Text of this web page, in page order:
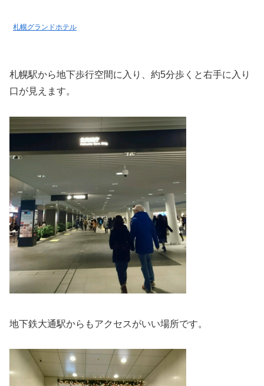
札幌グランドホテル
札幌駅から地下歩行空間に入り、約5分歩くと右手に入り
口が見えます。
地下鉄大通駅からもアクセスがいい場所です。